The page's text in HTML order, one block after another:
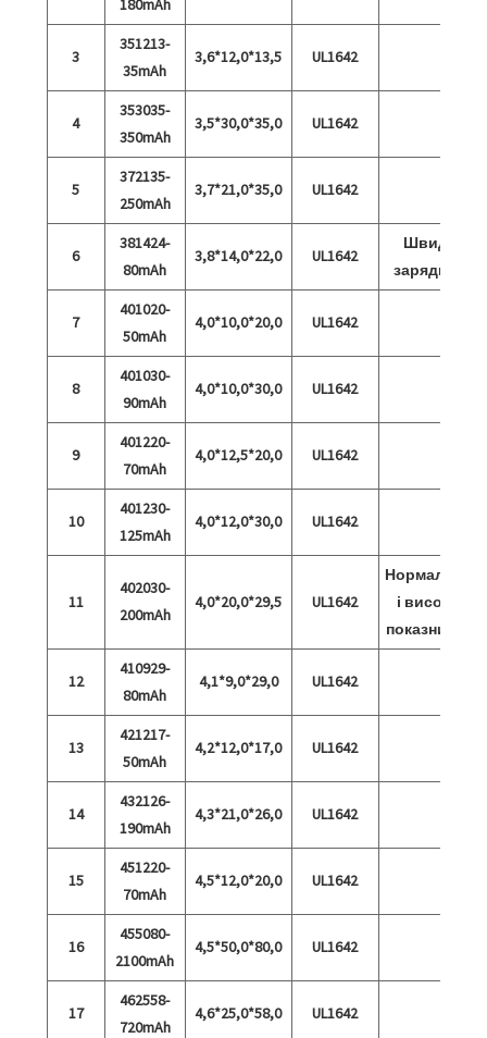
180mAh
3
351213-
35mAh
3,6*12,0*13,5 UL1642
4
353035-
350mAh
3,5*30,0*35,0 UL1642
5
372135-
250mAh
3,7*21,0*35,0 UL1642
6
381424-
80mAh
3,8*14,0*22,0 UL1642
Швидка
зарядка 5C
7
401020-
50mAh
4,0*10,0*20,0 UL1642
8
401030-
90mAh
4,0*10,0*30,0 UL1642
9
401220-
70mAh
4,0*12,5*20,0 UL1642
10
401230-
125mAh
4,0*12,0*30,0 UL1642
11
402030-
200mAh
4,0*20,0*29,5 UL1642
Нормальний
і високий
показник 15C
12
410929-
80mAh
4,1*9,0*29,0 UL1642
13
421217-
50mAh
4,2*12,0*17,0 UL1642
14
432126-
190mAh
4,3*21,0*26,0 UL1642
15
451220-
70mAh
4,5*12,0*20,0 UL1642
16
455080-
2100mAh
4,5*50,0*80,0 UL1642
17
462558-
720mAh
4,6*25,0*58,0 UL1642